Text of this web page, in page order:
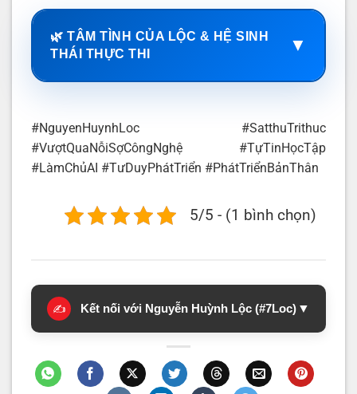
🌿 TÂM TÌNH CỦA LỘC & HỆ SINH
THÁI THỰC THI
▼
#NguyenHuynhLoc #SatthuTrithuc
#VượtQuaNỗiSợCôngNghệ #TựTinHọcTập
#LàmChủAI #TưDuyPhátTriển #PhátTriểnBảnThân
5/5 - (1 bình chọn)
✍️ Kết nối với Nguyễn Huỳnh Lộc (#7Loc) ▼